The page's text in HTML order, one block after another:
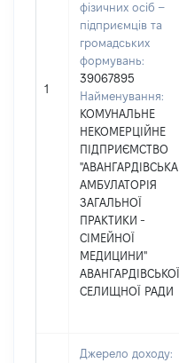
1
фізичних осіб –
підприємців та
громадських
формувань:
39067895
Найменування:
КОМУНАЛЬНЕ
НЕКОМЕРЦІЙНЕ
ПІДПРИЄМСТВО
"АВАНГАРДІВСЬКА
АМБУЛАТОРІЯ
ЗАГАЛЬНОЇ
ПРАКТИКИ -
СІМЕЙНОЇ
МЕДИЦИНИ"
АВАНГАРДІВСЬКОЇ
СЕЛИЩНОЇ РАДИ
Джерело доходу: